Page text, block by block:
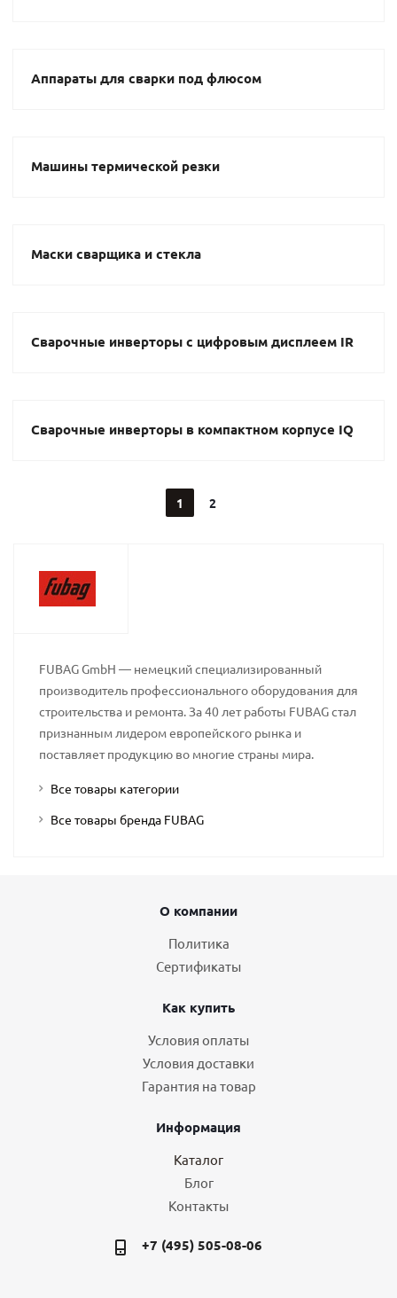
Аппараты для сварки под флюсом
Машины термической резки
Маски сварщика и стекла
Сварочные инверторы с цифровым дисплеем IR
Сварочные инверторы в компактном корпусе IQ
1 2
FUBAG GmbH — немецкий специализированный
производитель профессионального оборудования для
строительства и ремонта. За 40 лет работы FUBAG стал
признанным лидером европейского рынка и
поставляет продукцию во многие страны мира.
Все товары категории
Все товары бренда FUBAG
О компании
Политика
Сертификаты
Как купить
Условия оплаты
Условия доставки
Гарантия на товар
Информация
Каталог
Блог
Контакты
+7 (495) 505-08-06